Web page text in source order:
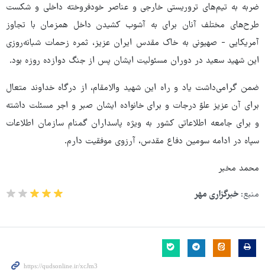
ضربه به تیم‌های تروریستی خارجی و عناصر خودفروخته داخلی و شکست
طرح‌های مختلف آنان برای به آشوب کشیدن داخل همزمان با تجاوز
آمریکایی - صهیونی به خاک مقدس ایران عزیز، ثمره زحمات شبانه‌روزی
این شهید سعید در دوران مسئولیت ایشان پس از جنگ دوازده روزه بود.
ضمن گرامی‌داشت یاد و راه این شهید والامقام، از درگاه خداوند متعال
برای آن عزیز علوّ درجات و برای خانواده ایشان صبر و اجر مسئلت داشته
و برای جامعه اطلاعاتی کشور به ویژه پاسداران گمنام سازمان اطلاعات
سپاه در ادامه سومین دفاع مقدس، آرزوی موفقیت دارم.
محمد مخبر
منبع: خبرگزاری مهر